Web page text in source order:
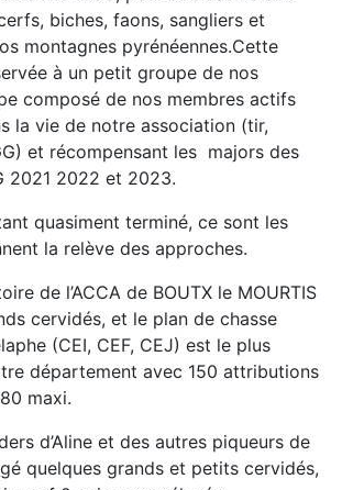
biches, faons, sangliers et
montagnes pyrénéennes.Cette
à un petit groupe de nos
composé de nos membres actifs
la vie de notre association (tir,
et récompensant les majors des
2021 2022 et 2023.
quasiment terminé, ce sont les
la relève des approches.
de l’ACCA de BOUTX le MOURTIS
cervidés, et le plan de chasse
(CEI, CEF, CEJ) est le plus
département avec 150 attributions
maxi.
d’Aline et des autres piqueurs de
quelques grands et petits cervidés,